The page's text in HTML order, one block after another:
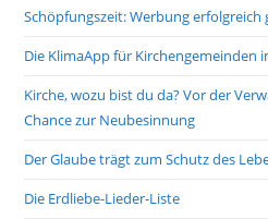
Schöpfungszeit: Werbung erfolgreich
Die KlimaApp für Kirchengemeinden
Kirche, wozu bist du da? Vor der
Chance zur Neubesinnung
Der Glaube trägt zum Schutz des
Die Erdliebe-Lieder-Liste